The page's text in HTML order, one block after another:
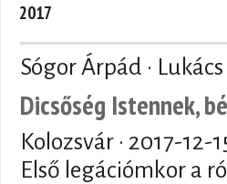
2017
Sógor Árpád ·
Dicsőség Istennek,
Kolozsvár · 2017-12-
Első legációmkor a